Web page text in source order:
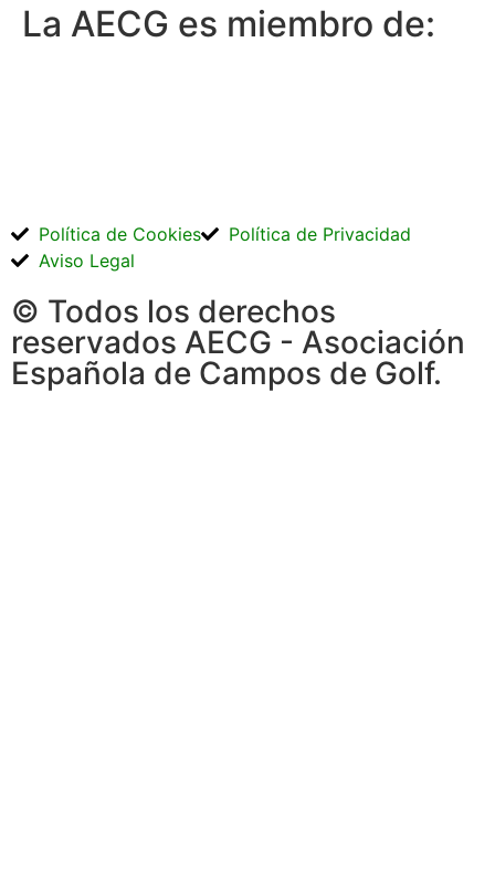
La AECG es miembro de:
© Todos los derechos
reservados AECG - Asociación
Española de Campos de Golf.
Política de Cookies
Política de Privacidad
Aviso Legal